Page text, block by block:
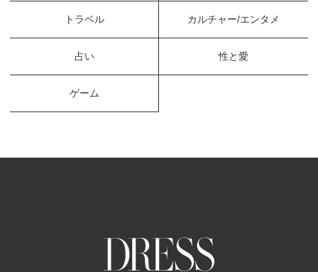
トラベル カルチャー/エンタメ
占い 性と愛
ゲーム